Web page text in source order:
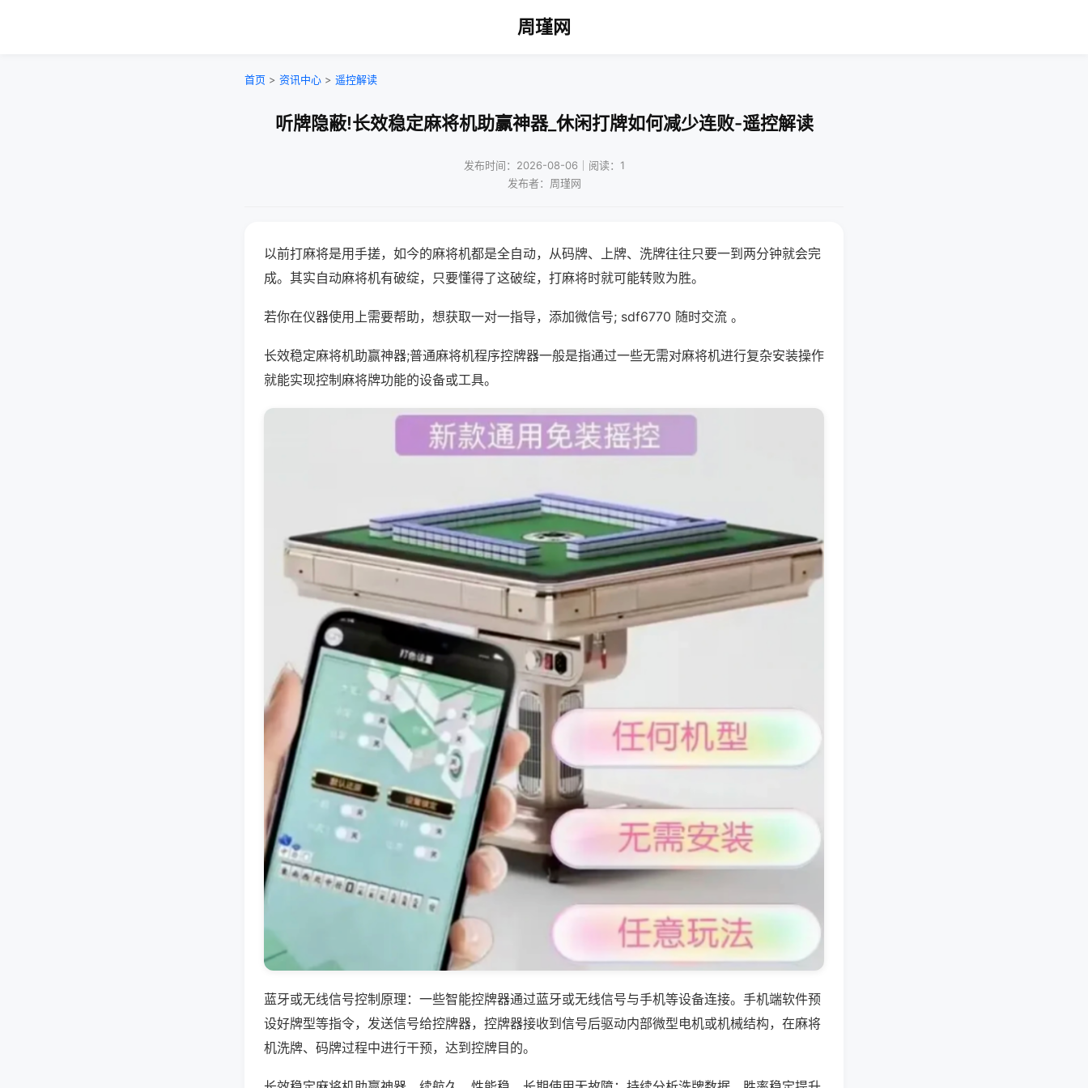
周瑾网
首页 > 资讯中心 > 遥控解读
听牌隐蔽!长效稳定麻将机助赢神器_休闲打牌如何减少连败-遥控解读
发布时间：2026-08-06｜阅读：1
发布者：周瑾网
以前打麻将是用手搓，如今的麻将机都是全自动，从码牌、上牌、洗牌往往只要一到两分钟就会完
成。其实自动麻将机有破绽，只要懂得了这破绽，打麻将时就可能转败为胜。
若你在仪器使用上需要帮助，想获取一对一指导，添加微信号; sdf6770 随时交流 。
长效稳定麻将机助赢神器;普通麻将机程序控牌器一般是指通过一些无需对麻将机进行复杂安装操作
就能实现控制麻将牌功能的设备或工具。
蓝牙或无线信号控制原理：一些智能控牌器通过蓝牙或无线信号与手机等设备连接。手机端软件预
设好牌型等指令，发送信号给控牌器，控牌器接收到信号后驱动内部微型电机或机械结构，在麻将
机洗牌、码牌过程中进行干预，达到控牌目的。